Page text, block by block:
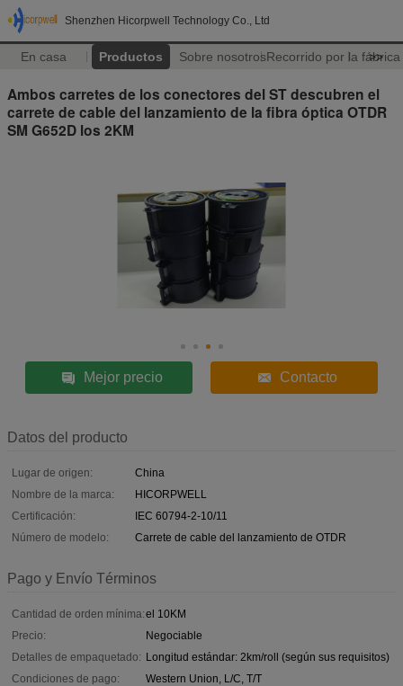
Shenzhen Hicorpwell Technology Co., Ltd
En casa Productos Sobre nosotrosRecorrido por la fábrica
>>
Ambos carretes de los conectores del ST descubren el
carrete de cable del lanzamiento de la fibra óptica OTDR
SM G652D los 2KM
Mejor precio Contacto
Datos del producto
Lugar de origen:
China
Nombre de la marca:
HICORPWELL
Certificación:
IEC 60794-2-10/11
Número de modelo:
Carrete de cable del lanzamiento de OTDR
Pago y Envío Términos
Cantidad de orden mínima:el 10KM
Precio:
Negociable
Detalles de empaquetado: Longitud estándar: 2km/roll (según sus requisitos)
Condiciones de pago:
Western Union, L/C, T/T